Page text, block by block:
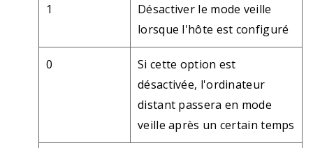
1
Désactiver le mode veille
lorsque l'hôte est configuré
0
Si cette option est
désactivée, l'ordinateur
distant passera en mode
veille après un certain temps